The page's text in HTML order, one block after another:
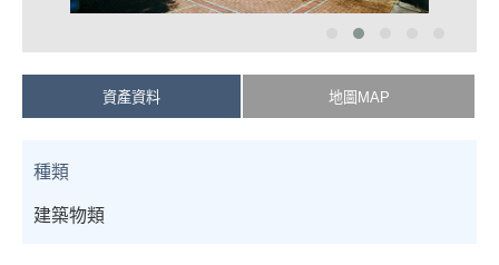
資產資料 地圖MAP
種類
建築物類